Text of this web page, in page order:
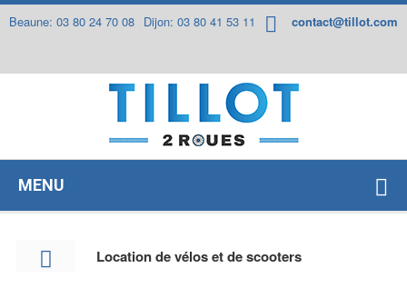
Beaune: 03 80 24 70 08 Dijon: 03 80 41 53 11 contact@tillot.com
MENU
Location de vélos et de scooters
Panneau de gestion des cookies